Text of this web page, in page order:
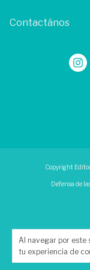
Al navegar por este
tu experiencia de
Contactános
Copyright
Defensa de